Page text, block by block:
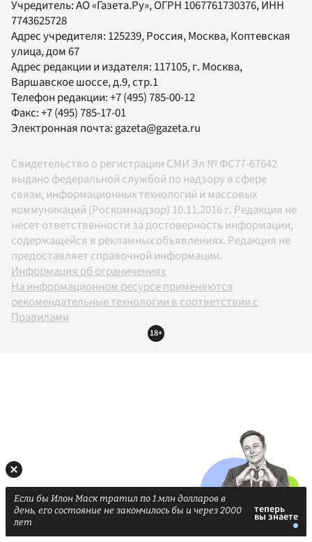
Учредитель:АО «Газета.Ру», ОГРН 1067761730376, ИНН
7743625728
Адрес учредителя: 125239, Россия, Москва, Коптевская
улица, дом 67
Адрес редакции и издателя: 117105, г. Москва,
Варшавское шоссе, д.9, стр.1
Телефон редакции:+7 (495) 785-00-12
Факс:+7 (495) 785-17-01
Электронная почта:gazeta@gazeta.ru
Свидетельство о регистрации СМИ Эл № ФС77-67642
выдано федеральной службой по надзору в сфере
связи, информационных технологий и массовых
коммуникаций (Роскомнадзор) 10.11.2016 г. Редакция не
несет ответственности за достоверность информации,
содержащейся в рекламных объявлениях. Редакция не
предоставляет справочной информации.
Информация об ограничениях
На информационном ресурсе применяются
рекомендательные технологии в соответствии с
Правилами
18+
Если бы Илон Маск тратил по 1 млн долларов в
день, его состояние не закончилось бы и через 2000
лет